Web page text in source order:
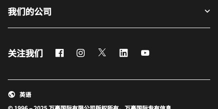
我们的公司
关注我们 FacebookInstagram
Twitter LinkedIn
英语